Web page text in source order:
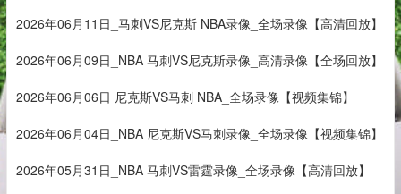
2026年06月11日_马刺VS尼克斯 NBA录像_全场录像【高清回放】
2026年06月09日_NBA 马刺VS尼克斯录像_高清录像【全场回放】
2026年06月06日 尼克斯VS马刺 NBA_全场录像【视频集锦】
2026年06月04日_NBA 尼克斯VS马刺录像_全场录像【视频集锦】
2026年05月31日_NBA 马刺VS雷霆录像_全场录像【高清回放】